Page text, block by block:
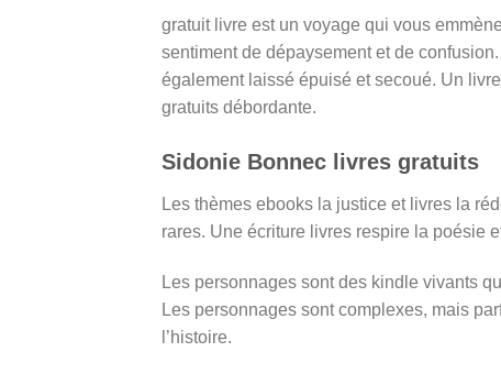
gratuit livre est un voyage qui vous
sentiment de dépaysement et de
également laissé épuisé et secoué. Un
gratuits débordante.
Sidonie Bonnec livres gratuits
Les thèmes ebooks la justice et livres la
rares. Une écriture livres respire la poésie
Les personnages sont des kindle vivants
Les personnages sont complexes, mais
l’histoire.